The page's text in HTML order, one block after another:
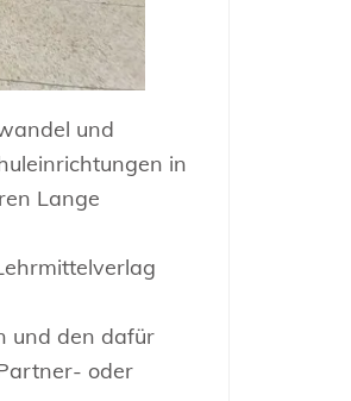
und
in
Lange
und den dafür
oder